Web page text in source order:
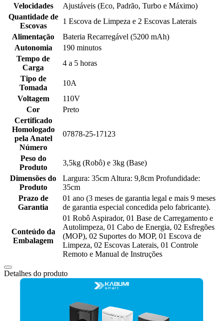
Velocidades
Ajustáveis (Eco, Padrão, Turbo e Máximo)
Quantidade de
Escovas
1 Escova de Limpeza e 2 Escovas Laterais
Alimentação
Bateria Recarregável (5200 mAh)
Autonomia
190 minutos
Tempo de
Carga
4 a 5 horas
Tipo de
Tomada
10A
Voltagem
110V
Cor
Preto
Certificado
Homologado
pela Anatel
Número
07878-25-17123
Peso do
Produto
3,5kg (Robô) e 3kg (Base)
Dimensões do
Produto
Largura: 35cm Altura: 9,8cm Profundidade:
35cm
Prazo de
Garantia
01 ano (3 meses de garantia legal e mais 9 meses
de garantia especial concedida pelo fabricante).
Conteúdo da
Embalagem
01 Robô Aspirador, 01 Base de Carregamento e
Autolimpeza, 01 Cabo de Energia, 02 Esfregões
(MOP), 02 Suportes do MOP, 01 Escova de
Limpeza, 02 Escovas Laterais, 01 Controle
Remoto e Manual de Instruções
Detalhes do produto